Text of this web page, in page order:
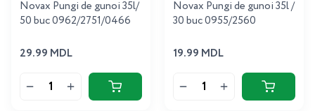
Novax Pungi de gunoi 35l/
50 buc 0962/2751/0466
29.99 MDL
Novax Pungi de gunoi 35l /
30 buc 0955/2560
19.99 MDL